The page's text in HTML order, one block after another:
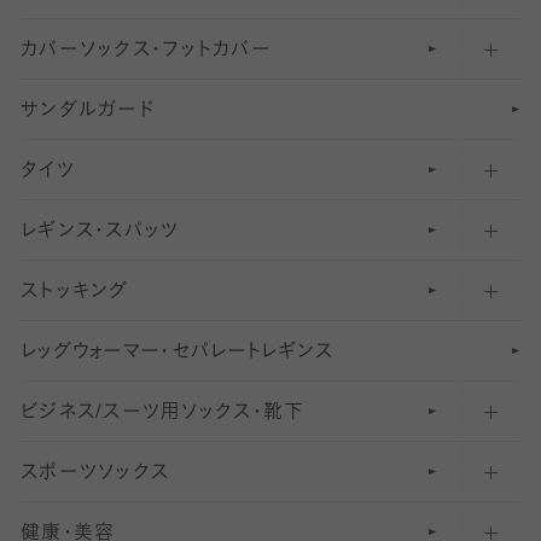
五本指ソックス・靴下
足袋ソックス・靴下
無地・プレーンソックス・靴下
柄ソックス・靴下
スニーカー（くるぶし）用ソックス
アンクル・ショートソックス（くるぶし上）
クルーソックス（ふくらはぎ下）
ハイソックス
オーバーニー・ニーハイソックス
カバーソックス・フットカバー
フットカバー・カバーソックス（深め）
フットカバー・カバーソックス（ふつう）
フットカバー・カバーソックス（浅め）
サンダルガード
タイツ
30デニール以下のタイツ（薄手タイツ）
31〜40デニールタイツ
41〜60デニールタイツ
61〜80デニールタイツ
81 〜110デニールタイツ
111〜210デニールタイツ
レギンス・スパッツ
柄レギンス
無地レギンス
レギンスパンツ（レギパン）
マタニティレギンス
5 分丈
ストッキング
伝線しにくいストッキング
ショートストッキング
結婚式用ストッキング
美脚ストッキング
レッ グ ウォー マー ・ セパレー ト レ ギンス
ビジネス/スーツ用 ソックス・靴下
匠シリーズ
フレッシャーズ向けソックス・靴下
スポーツソックス
ランニングソックス・靴下
健康・美容